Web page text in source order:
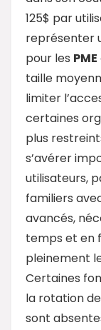
125$ par
représenter
pour les PME
taille
limiter
certaines
plus
s’avérer
utilisateurs,
familiers
avancés,
temps et en
pleinement
Certaines
la rotation de
sont